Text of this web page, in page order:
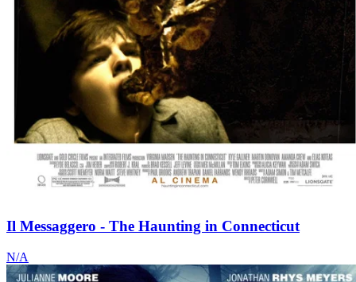
Il Messaggero - The Haunting in Connecticut
N/A